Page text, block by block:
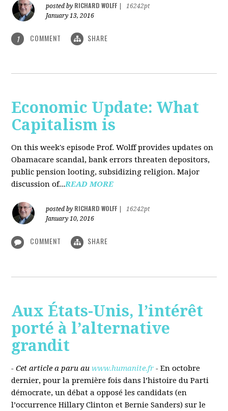
posted by RICHARD WOLFF
16242pt
January 13, 2016
1 COMMENT SHARE
Economic Update: What
Capitalism is
On this week's episode Prof. Wolff provides updates on
Obamacare scandal, bank errors threaten depositors,
public pension looting, subsidizing religion. Major
discussion of...READ MORE
posted by RICHARD WOLFF
16242pt
January 10, 2016
COMMENT SHARE
Aux États-Unis, l’intérêt
porté à l’alternative
grandit
- Cet article a paru au www.humanite.fr - En octobre
dernier, pour la première fois dans l’histoire du Parti
démocrate, un débat a opposé les candidats (en
l’occurrence Hillary Clinton et Bernie Sanders) sur le